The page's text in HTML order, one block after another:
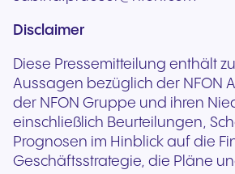
Disclaimer
Diese Pressemitteilung enthält
Aussagen bezüglich der NFON
der NFON Gruppe und ihren
einschließlich Beurteilungen,
Prognosen im Hinblick auf die
Geschäftsstrategie, die Pläne